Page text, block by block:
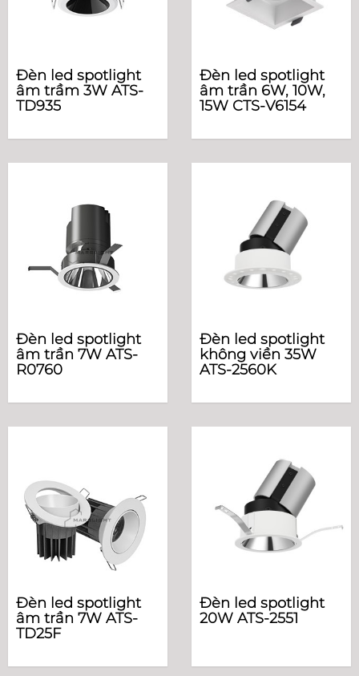
Đèn led spotlight
âm trầm 3W ATS-
TD935
Đèn led spotlight
âm trần 6W, 10W,
15W CTS-V6154
Đèn led spotlight
âm trần 7W ATS-
R0760
Đèn led spotlight
không viền 35W
ATS-2560K
Đèn led spotlight
âm trần 7W ATS-
TD25F
Đèn led spotlight
20W ATS-2551